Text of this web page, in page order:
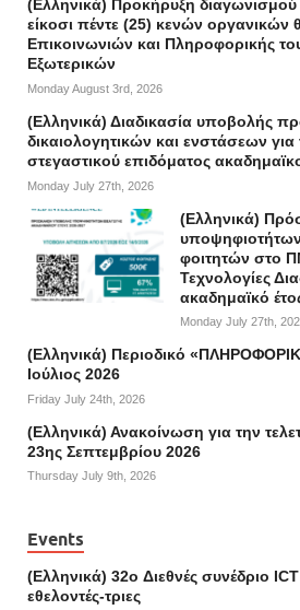
(Ελληνικά) Προκήρυξη
είκοσι πέντε (25) κενών οργανικών
Επικοινωνιών και Πληροφορικής
Εξωτερικών
Monday August 3rd, 2026
(Ελληνικά) Διαδικασία υποβολής
δικαιολογητικών και ενστάσεων
στεγαστικού επιδόματος
Monday July 27th, 2026
(Ελληνικά)
φοιτητών στο
Τεχνολογίες
ακαδημαϊκό
Monday July 27th,
(Ελληνικά) Περιοδικό
Ιούλιος 2026
Friday July 24th, 2026
(Ελληνικά) Ανακοίνωση για την
23ης Σεπτεμβρίου 2026
Thursday July 9th, 2026
Events
(Ελληνικά) 32o Διεθνές συνέδριο
εθελοντές-τριες